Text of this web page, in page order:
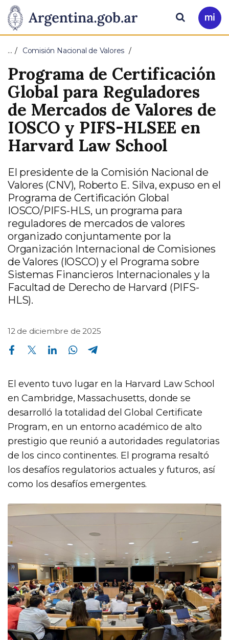
Presidencia
de
la
Nación
Pasar al contenido principal
Ir
a
Buscar
… Comisión Nacional de Valores
Programa de Certificación
Global para Reguladores
de Mercados de Valores de
IOSCO y PIFS-HLSEE en
Harvard Law School
El presidente de la Comisión Nacional de
Valores (CNV), Roberto E. Silva, expuso en el
Programa de Certificación Global
IOSCO/PIFS-HLS, un programa para
reguladores de mercados de valores
organizado conjuntamente por la
Organización Internacional de Comisiones
de Valores (IOSCO) y el Programa sobre
Sistemas Financieros Internacionales y la
Facultad de Derecho de Harvard (PIFS-
HLS).
12 de diciembre de 2025
Compartir en Facebook Compartir en Twitter Compartir en Linkedin Compartir en Whatsapp
El evento tuvo lugar en la Harvard Law School
en Cambridge, Massachusetts, donde se
desarrolló la totalidad del Global Certificate
Program, en un entorno académico de alto
prestigio que reunió a autoridades regulatorias
de los cinco continentes. El programa resaltó
los desafíos regulatorios actuales y futuros, así
como los desafíos emergentes.